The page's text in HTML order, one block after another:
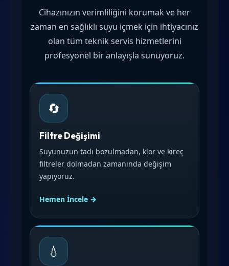
Cihazınızın verimliliğini korumak ve her
zaman en sağlıklı suyu içmek için ihtiyacınız
olan tüm teknik servis hizmetlerini
profesyonel bir anlayışla sunuyoruz.
🔄
Filtre Değişimi
Suyunuzun tadı bozulmadan, klor ve kireç
filtreler dolmadan zamanında değişim
yapıyoruz.
Hemen İncele →
💧